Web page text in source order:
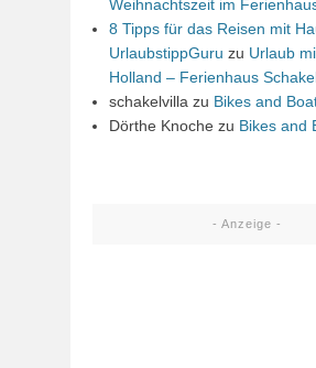
Weihnachtszeit im
8 Tipps für das Reisen mit
UrlaubstippGuru zu Urlaub
Holland – Ferienhaus
schakelvilla zu Bikes and
Dörthe Knoche zu Bikes and
- Anzeige -